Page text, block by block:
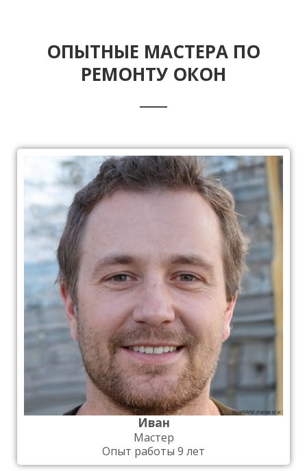
ОПЫТНЫЕ МАСТЕРА ПО
РЕМОНТУ ОКОН
Иван
Мастер
Опыт работы 9 лет